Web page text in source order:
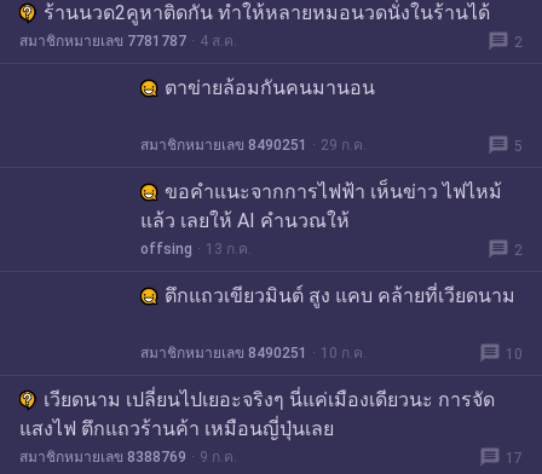
ร้านนวด2คูหาติดกัน ทำให้หลายหมอนวดนั่งในร้านได้
สมาชิกหมายเลข 7781787 4 ส.ค. message 2
ตาข่ายล้อมกันคนมานอน
สมาชิกหมายเลข 8490251 29 ก.ค. message 5
ขอคำแนะจากการไฟฟ้า เห็นข่าว ไฟไหม้
แล้ว เลยให้ AI คำนวณให้
offsing 13 ก.ค. message 2
ตึกแถวเขียวมินต์ สูง แคบ คล้ายที่เวียดนาม
สมาชิกหมายเลข 8490251 10 ก.ค. message 10
เวียดนาม เปลี่ยนไปเยอะจริงๆ นี่แค่เมืองเดียวนะ การจัด
แสงไฟ ตึกแถวร้านค้า เหมือนญี่ปุ่นเลย
สมาชิกหมายเลข 8388769 9 ก.ค. message 17